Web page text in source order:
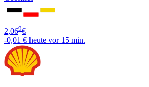
2,069€
-0,01 € heute vor 15 min.